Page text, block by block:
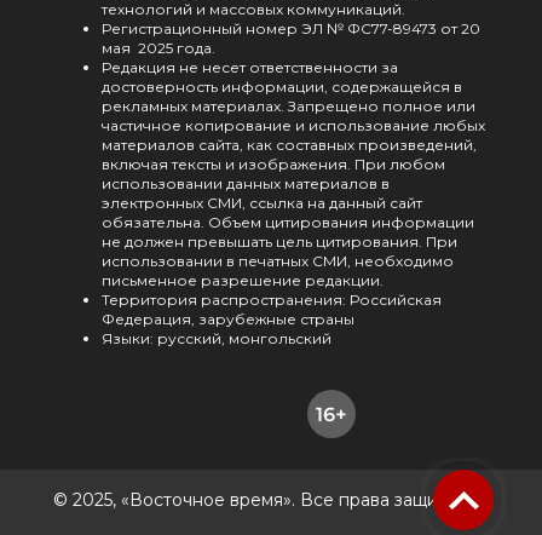
технологий и массовых коммуникаций.
Регистрационный номер ЭЛ № ФС77-89473 от 20
мая 2025 года.
Редакция не несет ответственности за
достоверность информации, содержащейся в
рекламных материалах. Запрещено полное или
частичное копирование и использование любых
материалов сайта, как составных произведений,
включая тексты и изображения. При любом
использовании данных материалов в
электронных СМИ, ссылка на данный сайт
обязательна. Объем цитирования информации
не должен превышать цель цитирования. При
использовании в печатных СМИ, необходимо
письменное разрешение редакции.
Территория распространения: Российская
Федерация, зарубежные страны
Языки: русский, монгольский
© 2025, «Восточное время». Все права защищены.